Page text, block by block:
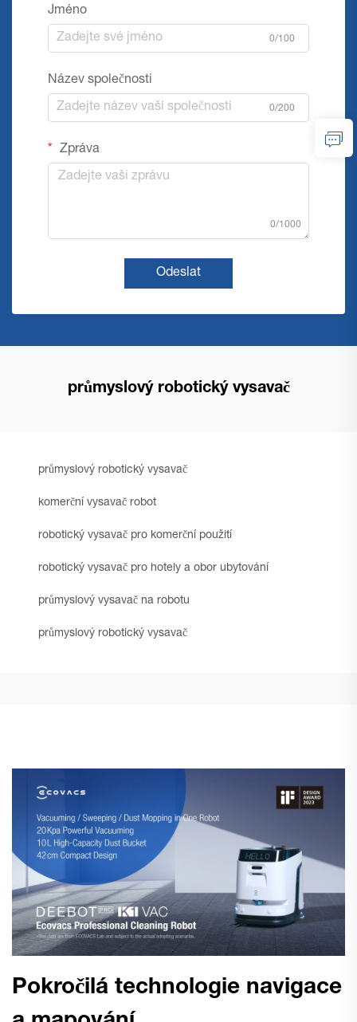
Jméno
0/100
Název společnosti
0/200
Zpráva
0/1000
Odeslat
průmyslový robotický vysavač
průmyslový robotický vysavač
komerční vysavač robot
robotický vysavač pro komerční použití
robotický vysavač pro hotely a obor ubytování
průmyslový vysavač na robotu
průmyslový robotický vysavač
Pokročilá technologie navigace